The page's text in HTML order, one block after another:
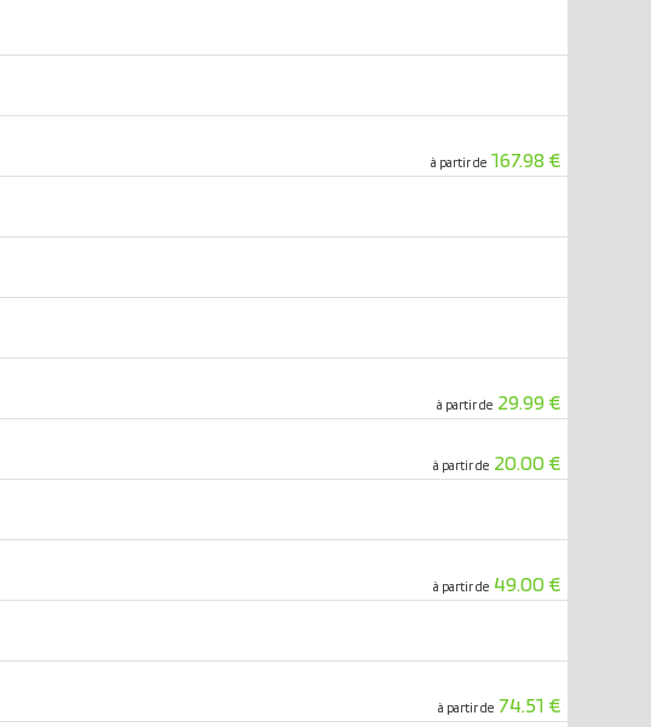
à partir de 167.98 €
à partir de 29.99 €
à partir de 20.00 €
à partir de 49.00 €
à partir de 74.51 €